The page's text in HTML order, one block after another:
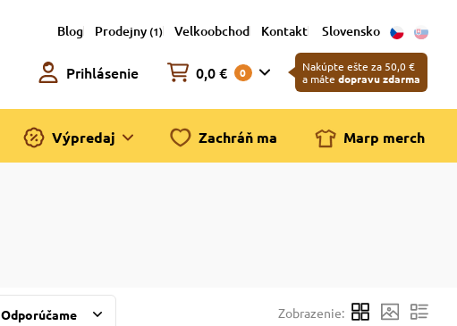
Blog Prodejny (1) Velkoobchod Kontakt Slovensko
Prihlásenie 0,0 € 0
Nakúpte ešte za 50,0 €
a máte dopravu zdarma
Výpredaj Zachráň ma Marp merch
Odporúčame Zobrazenie: